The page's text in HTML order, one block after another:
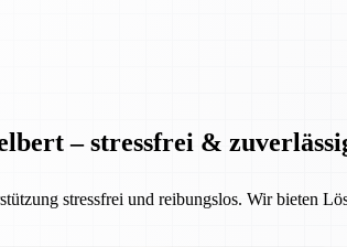
– stressfrei &
stressfrei und reibungslos. Wir bieten